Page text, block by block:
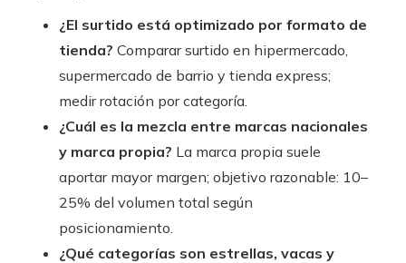
¿El surtido está optimizado por formato de
tienda? Comparar surtido en hipermercado,
supermercado de barrio y tienda express;
medir rotación por categoría.
¿Cuál es la mezcla entre marcas nacionales
y marca propia? La marca propia suele
aportar mayor margen; objetivo razonable: 10–
25% del volumen total según
posicionamiento.
¿Qué categorías son estrellas, vacas y